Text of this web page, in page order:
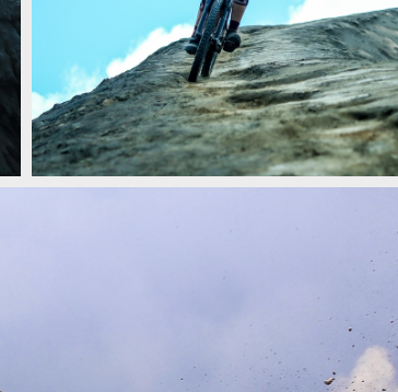
Video: Matěj Charvát - Volcano mission: Mount BROMO